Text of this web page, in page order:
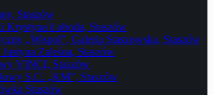
Staszów
Krystyna Łoboda, Staszów
„Wispol”, Galeria Staszowska, Staszów
Zaleśna, Staszów
VINCI, Staszów
S.C. „KM”, Staszów
Staszów